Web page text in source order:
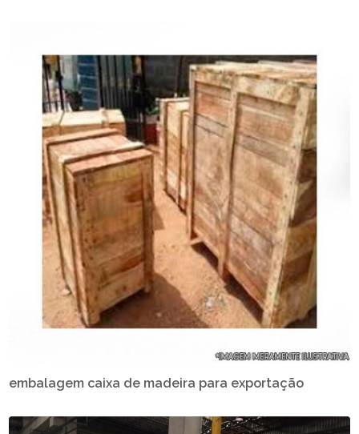
embalagem caixa de madeira para exportação